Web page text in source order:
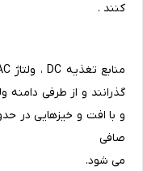
کنند .
گذرانند و از طرفی دامنه
صافی
می شود.